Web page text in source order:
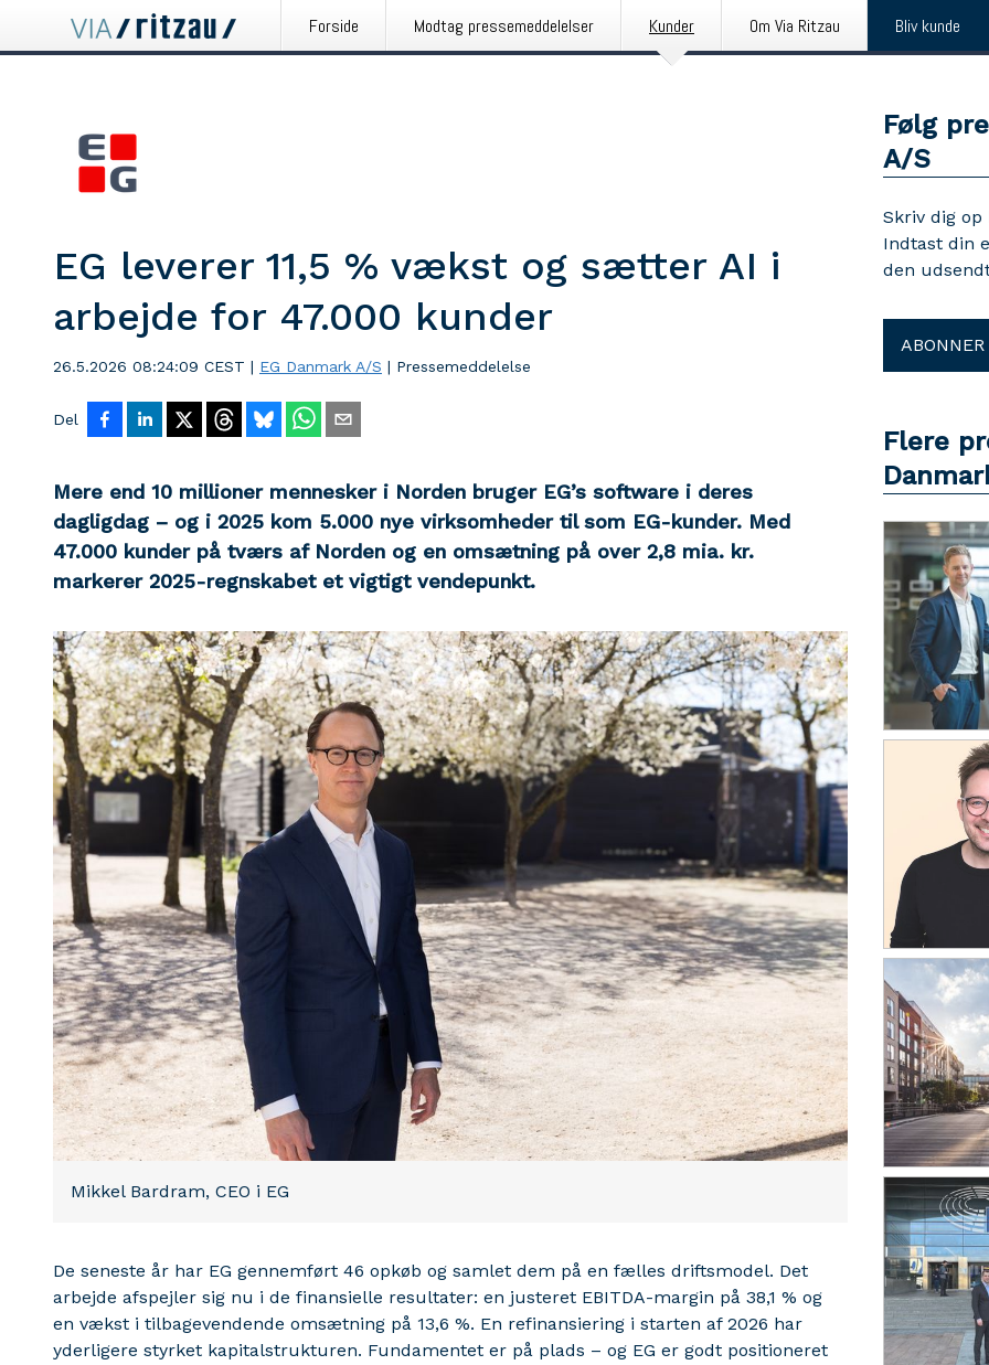
Forside Modtag pressemeddelelser Kunder Om Via Ritzau Bliv kunde
EG leverer 11,5 % vækst og sætter AI i
arbejde for 47.000 kunder
26.5.2026 08:24:09 CEST | EG Danmark A/S | Pressemeddelelse
Del
Mere end 10 millioner mennesker i Norden bruger EG’s software i deres
dagligdag – og i 2025 kom 5.000 nye virksomheder til som EG-kunder. Med
47.000 kunder på tværs af Norden og en omsætning på over 2,8 mia. kr.
markerer 2025-regnskabet et vigtigt vendepunkt.
Mikkel Bardram, CEO i EG
De seneste år har EG gennemført 46 opkøb og samlet dem på en fælles driftsmodel. Det
arbejde afspejler sig nu i de finansielle resultater: en justeret EBITDA-margin på 38,1 % og
en vækst i tilbagevendende omsætning på 13,6 %. En refinansiering i starten af 2026 har
yderligere styrket kapitalstrukturen. Fundamentet er på plads – og EG er godt positioneret
Følg
A/S
Skriv dig
Indtast din
den
ABONNER
Flere